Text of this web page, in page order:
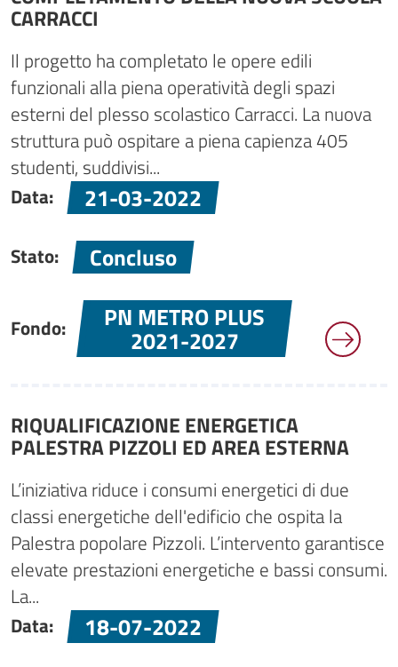
CARRACCI
Il progetto ha completato le opere edili
funzionali alla piena operatività degli spazi
esterni del plesso scolastico Carracci. La nuova
struttura può ospitare a piena capienza 405
studenti, suddivisi...
Data:
21-03-2022
Stato: Concluso
Fondo: PN METRO PLUS
2021-2027
RIQUALIFICAZIONE ENERGETICA
PALESTRA PIZZOLI ED AREA ESTERNA
L’iniziativa riduce i consumi energetici di due
classi energetiche dell'edificio che ospita la
Palestra popolare Pizzoli. L’intervento garantisce
elevate prestazioni energetiche e bassi consumi.
La...
Data:
18-07-2022